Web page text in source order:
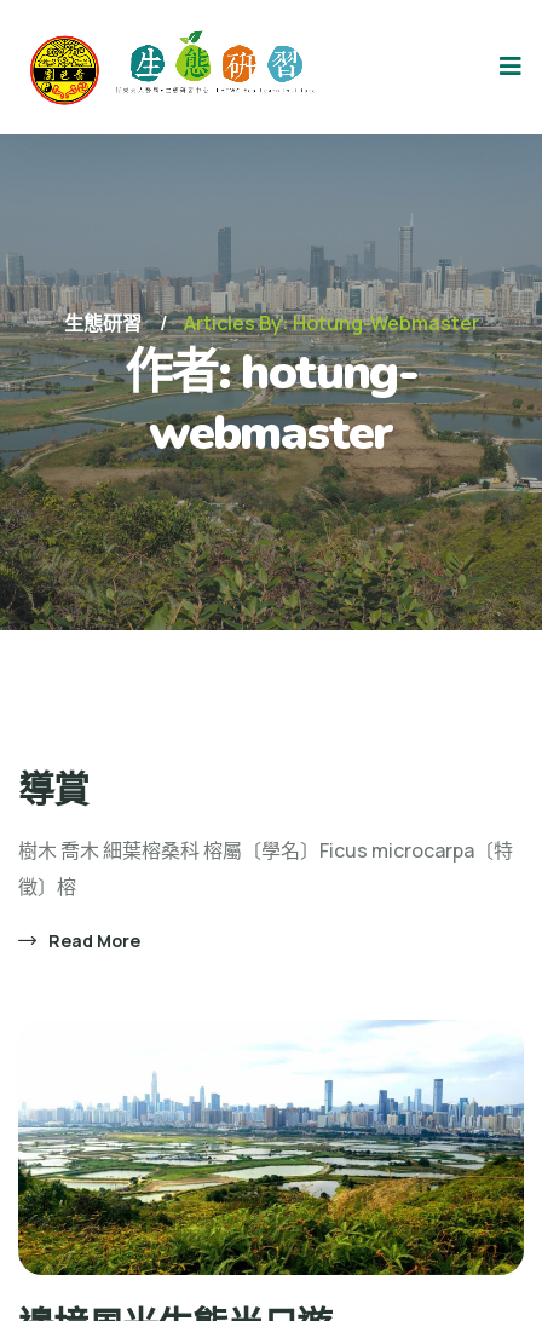
生態研習 Articles By: Hotung-Webmaster
作者:hotung-
webmaster
導賞
樹木 喬木 細葉榕桑科 榕屬〔學名〕Ficus microcarpa〔特
徵〕榕
Read More